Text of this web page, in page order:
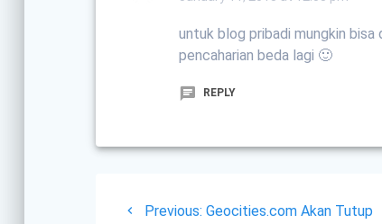
untuk blog pribadi mungkin
pencaharian beda lagi 🙂
REPLY
PostPrevious: Previous
Geocities.com Akan Tutup